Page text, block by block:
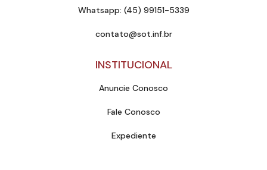
Whatsapp: (45) 99151-5339
contato@sot.inf.br
INSTITUCIONAL
Anuncie Conosco
Fale Conosco
Expediente